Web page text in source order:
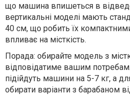
що машина впишеться в
вертикальні моделі мають
40 см, що робить їх
впливає на місткість.
Порада: обирайте модель з
відповідатиме вашим
підійдуть машини на 5-7 кг, а
обирати варіанти з барабаном